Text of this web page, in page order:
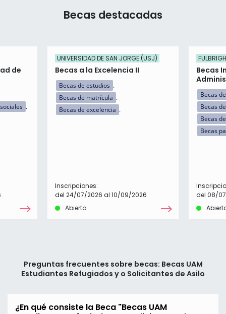
Becas destacadas
de
UNIVERSIDAD DE SAN JORGE (USJ)
Becas a la Excelencia II
Becas de estudios
Becas de matrícula
Becas de excelencia
Inscripciones:
del 24/07/2026 al 10/09/2026
Abierta
Becas
Becas
Becas
Becas
Becas
del 08/
Preguntas frecuentes sobre becas: Becas UAM
Estudiantes Refugiados y o Solicitantes de Asilo
¿En qué consiste la Beca "Becas UAM